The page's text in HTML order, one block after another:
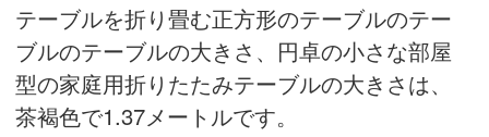
テーブルを折り畳む正方形のテーブルのテー
ブルのテーブルの大きさ、円卓の小さな部屋
型の家庭用折りたたみテーブルの大きさは、
茶褐色で1.37メートルです。